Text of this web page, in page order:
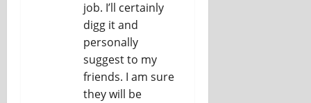
job. I’ll certainly
digg it and
personally
suggest to my
friends. I am sure
they will be